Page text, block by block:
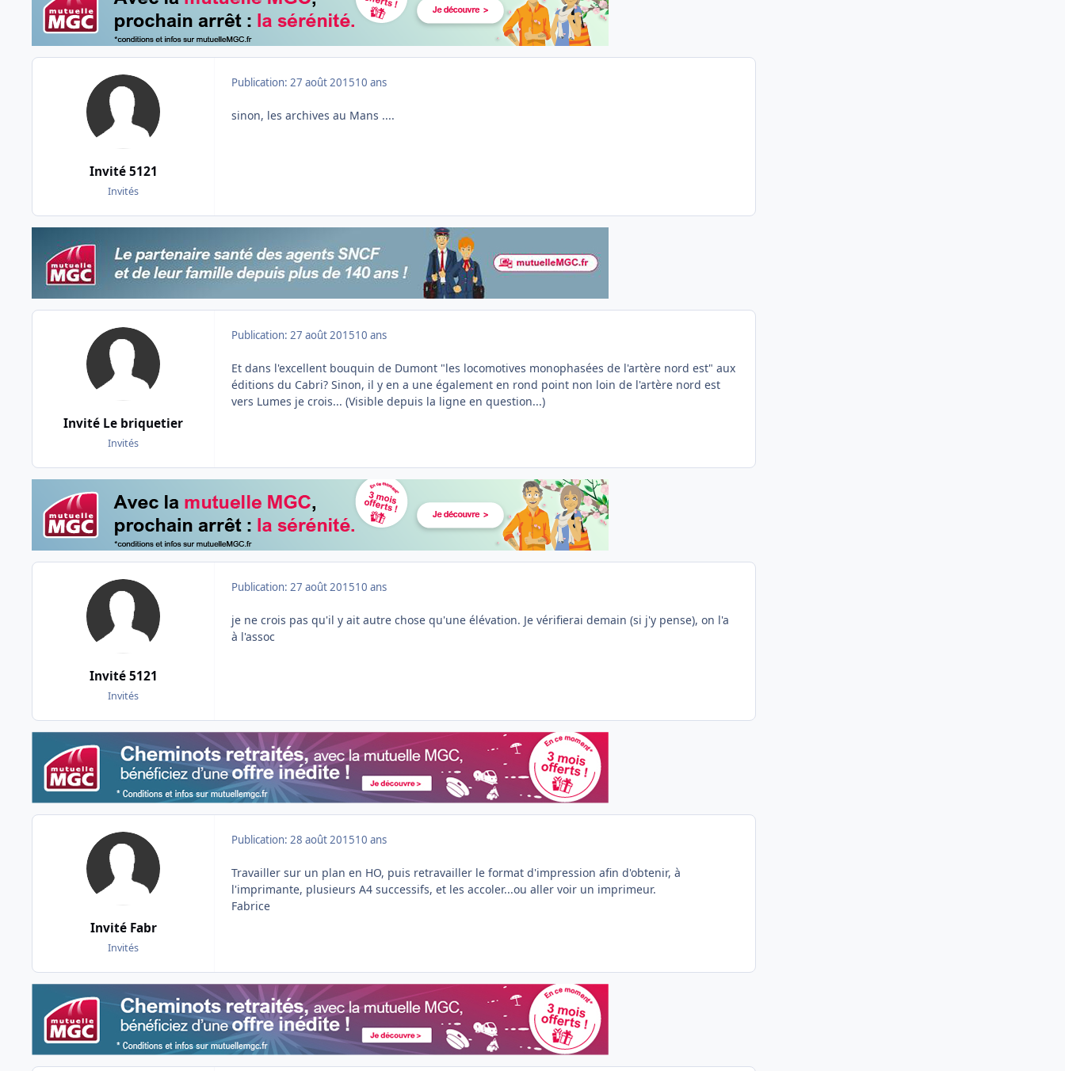
Invité 5121
Invités
Publication: 27 août 201510 ans
sinon, les archives au Mans ....
Invité Le briquetier
Invités
Publication: 27 août 201510 ans
Et dans l'excellent bouquin de Dumont "les locomotives monophasées de l'artère nord est" aux
éditions du Cabri? Sinon, il y en a une également en rond point non loin de l'artère nord est
vers Lumes je crois... (Visible depuis la ligne en question...)
Invité 5121
Invités
Publication: 27 août 201510 ans
je ne crois pas qu'il y ait autre chose qu'une élévation. Je vérifierai demain (si j'y pense), on l'a
à l'assoc
Invité Fabr
Invités
Publication: 28 août 201510 ans
Travailler sur un plan en HO, puis retravailler le format d'impression afin d'obtenir, à
l'imprimante, plusieurs A4 successifs, et les accoler...ou aller voir un imprimeur.
Fabrice